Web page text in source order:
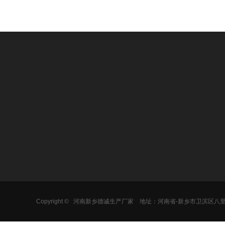
Copyright © 河南新乡德诚生产厂家 地址：河南省-新乡市卫滨区八